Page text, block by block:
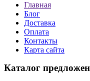
Главная
Блог
Доставка
Оплата
Контакты
Карта сайта
Каталог